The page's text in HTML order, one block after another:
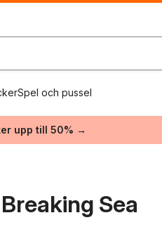
Spel och pussel
upp till 50% →
Sea